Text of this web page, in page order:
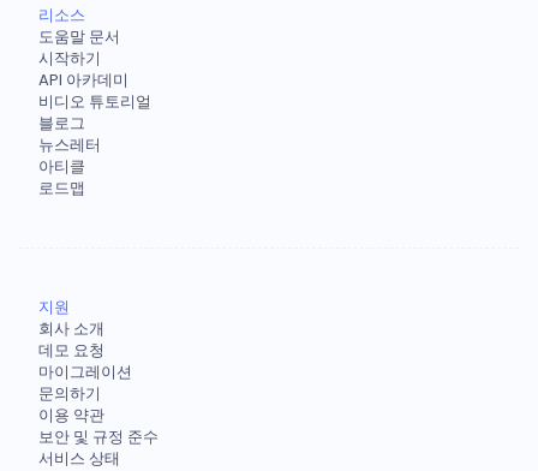
리소스
도움말 문서
시작하기
API 아카데미
비디오 튜토리얼
블로그
뉴스레터
아티클
로드맵
지원
회사 소개
데모 요청
마이그레이션
문의하기
이용 약관
보안 및 규정 준수
서비스 상태